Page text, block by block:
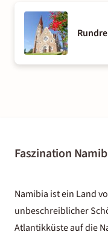
Faszination
Namibia ist ein Land
unbeschreiblicher
Atlantikküste auf die